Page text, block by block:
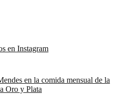
en Instagram
en la comida mensual de la
Oro y Plata